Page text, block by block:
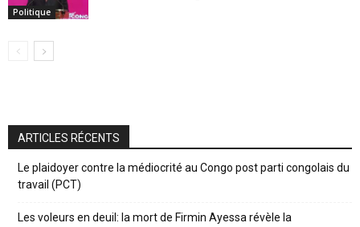
Politique
ARTICLES RÉCENTS
Le plaidoyer contre la médiocrité au Congo post parti congolais du
travail (PCT)
Les voleurs en deuil: la mort de Firmin Ayessa révèle la